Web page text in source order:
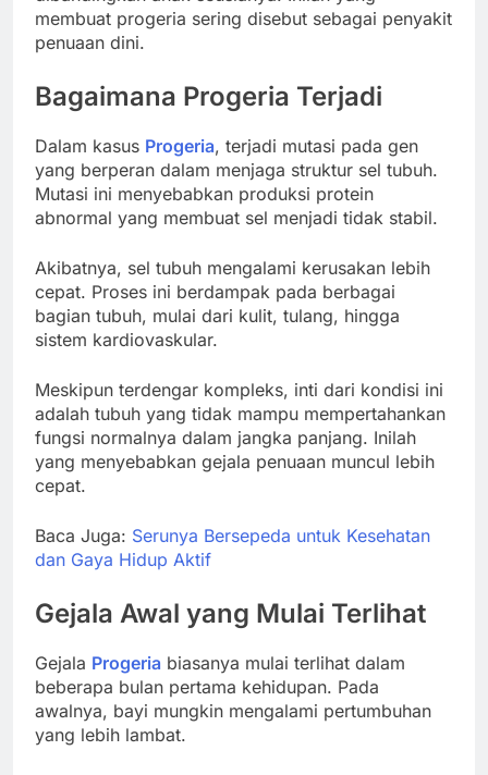
membuat progeria sering disebut sebagai penyakit
penuaan dini.
Bagaimana Progeria Terjadi
Dalam kasus Progeria, terjadi mutasi pada gen
yang berperan dalam menjaga struktur sel tubuh.
Mutasi ini menyebabkan produksi protein
abnormal yang membuat sel menjadi tidak stabil.
Akibatnya, sel tubuh mengalami kerusakan lebih
cepat. Proses ini berdampak pada berbagai
bagian tubuh, mulai dari kulit, tulang, hingga
sistem kardiovaskular.
Meskipun terdengar kompleks, inti dari kondisi ini
adalah tubuh yang tidak mampu mempertahankan
fungsi normalnya dalam jangka panjang. Inilah
yang menyebabkan gejala penuaan muncul lebih
cepat.
Baca Juga: Serunya Bersepeda untuk Kesehatan
dan Gaya Hidup Aktif
Gejala Awal yang Mulai Terlihat
Gejala Progeria biasanya mulai terlihat dalam
beberapa bulan pertama kehidupan. Pada
awalnya, bayi mungkin mengalami pertumbuhan
yang lebih lambat.